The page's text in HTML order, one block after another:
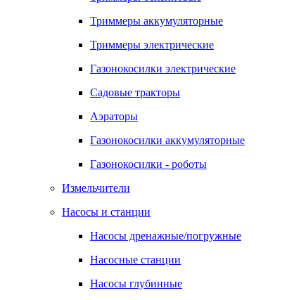
Триммеры аккумуляторные
Триммеры электрические
Газонокосилки электрические
Садовые тракторы
Аэраторы
Газонокосилки аккумуляторные
Газонокосилки - роботы
Измельчители
Насосы и станции
Насосы дренажные/погружные
Насосные станции
Насосы глубинные